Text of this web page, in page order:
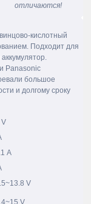
отличаются!
кислотный
Подходит для
Panasonic
большое
и долгому сроку
V
А
V